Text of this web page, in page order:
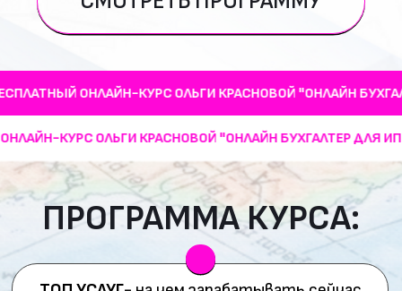
ОНЛАЙН-КУРС ОЛЬГИ КРАСНОВОЙ "ОНЛАЙН БУХГАЛТЕР
ОНЛАЙН-КУРС ОЛЬГИ КРАСНОВОЙ "ОНЛАЙН БУХГАЛТЕР
150 000 руб. в месяц
ГДЕ И КАК ИСКАТЬ КЛИЕНТОВ даже если вы
боитесь продавать и считаете, что
«продажи - это не мое»
БЕЗОПАСНОСТЬ бухгалтера - аутсорсера:
данными